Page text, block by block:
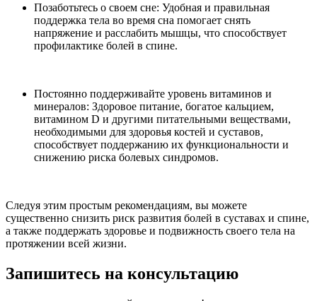
Позаботьтесь о своем сне: Удобная и правильная
поддержка тела во время сна помогает снять
напряжение и расслабить мышцы, что способствует
профилактике болей в спине.
Постоянно поддерживайте уровень витаминов и
минералов: Здоровое питание, богатое кальцием,
витамином D и другими питательными веществами,
необходимыми для здоровья костей и суставов,
способствует поддержанию их функциональности и
снижению риска болевых синдромов.
Следуя этим простым рекомендациям, вы можете
существенно снизить риск развития болей в суставах и спине,
а также поддержать здоровье и подвижность своего тела на
протяжении всей жизни.
Запишитесь на консультацию